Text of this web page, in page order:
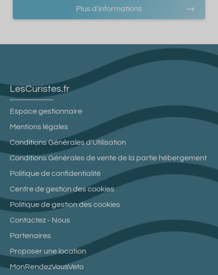
Plus d'informations
LesCuristes.fr
Espace gestionnaire
Mentions légales
Conditions Générales d'Utilisation
Conditions Générales de vente de la partie hébergement
Politique de confidentialité
Centre de gestion des cookies
Politique de gestion des cookies
Contactez - Nous
Partenaires
Proposer une location
MonRendezVousVeto